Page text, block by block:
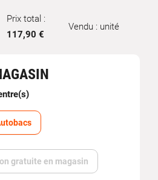
Prix total :
117,90 €
Vendu : unité
gratuite en magasin